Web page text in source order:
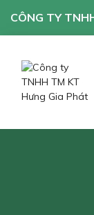
CÔNG TY